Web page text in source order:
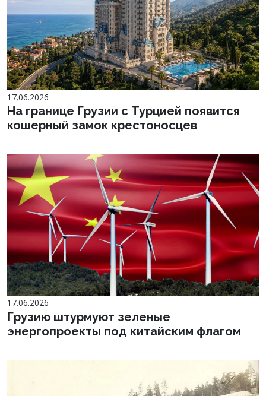
17.06.2026
На границе Грузии с Турцией появится
кошерный замок крестоносцев
17.06.2026
Грузию штурмуют зеленые
энергопроекты под китайским флагом